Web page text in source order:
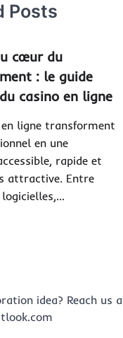
Posts
cœur du
: le guide
casino en ligne
en ligne transforment
en une
rapide et
attractive. Entre
idea? Reach us